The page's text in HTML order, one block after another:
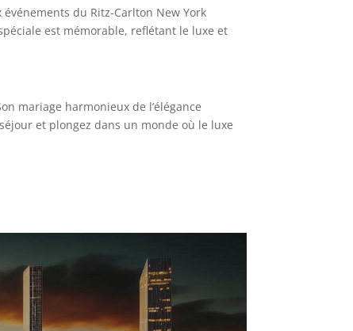
du Ritz-Carlton New York
est mémorable, reflétant le luxe et
mariage harmonieux de l’élégance
et plongez dans un monde où le luxe